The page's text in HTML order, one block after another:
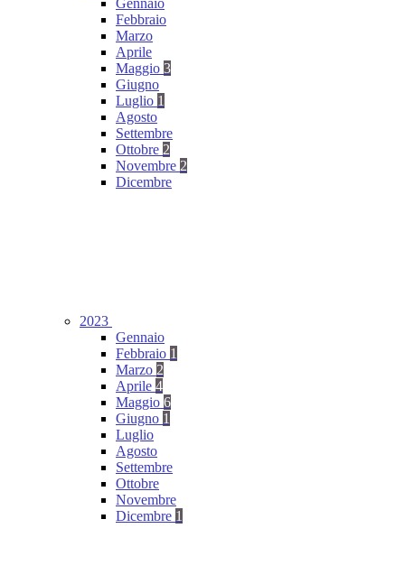
Gennaio
Febbraio
Marzo
Aprile
Maggio 3
Giugno
Luglio 1
Agosto
Settembre
Ottobre 2
Novembre 2
Dicembre
2023
Gennaio
Febbraio 1
Marzo 2
Aprile 4
Maggio 6
Giugno 1
Luglio
Agosto
Settembre
Ottobre
Novembre
Dicembre 1